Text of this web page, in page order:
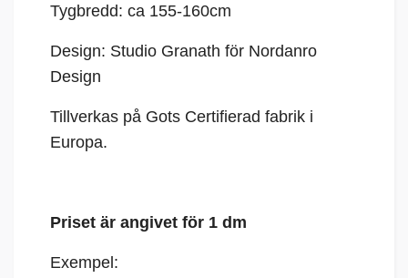
Tygbredd: ca 155-160cm
Design: Studio Granath för Nordanro
Design
Tillverkas på Gots Certifierad fabrik i
Europa.
Priset är angivet för 1 dm
Exempel: